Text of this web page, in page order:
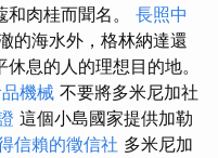
肉桂而聞名。 長照中
的海水外，格林納達還
息的人的理想目的地。
機械 不要將多米尼加社
這個小島國家提供加勒
信賴的徵信社 多米尼加